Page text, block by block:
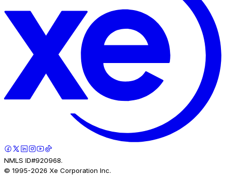
NMLS ID#920968.
© 1995-2026 Xe Corporation Inc.